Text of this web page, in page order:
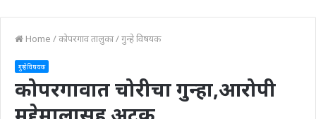
Home /कोपरगाव तालुका/गुन्हे विषयक
गुन्हे विषयक
कोपरगावात चोरीचा गुन्हा,आरोपी